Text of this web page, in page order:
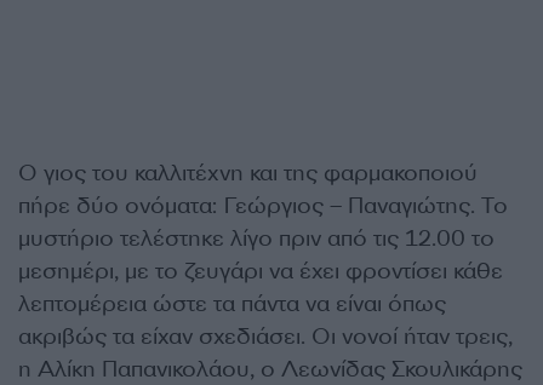
Ο γιος του καλλιτέχνη και της φαρμακοποιού
πήρε δύο ονόματα: Γεώργιος – Παναγιώτης. Το
μυστήριο τελέστηκε λίγο πριν από τις 12.00 το
μεσημέρι, με το ζευγάρι να έχει φροντίσει κάθε
λεπτομέρεια ώστε τα πάντα να είναι όπως
ακριβώς τα είχαν σχεδιάσει. Οι νονοί ήταν τρεις,
η Αλίκη Παπανικολάου, ο Λεωνίδας Σκουλικάρης